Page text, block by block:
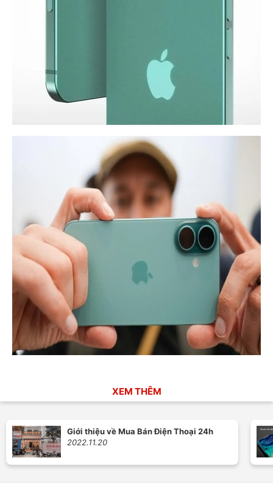
XEM THÊM
Giới thiệu về Mua Bán Điện Thoại 24h
2022.11.20